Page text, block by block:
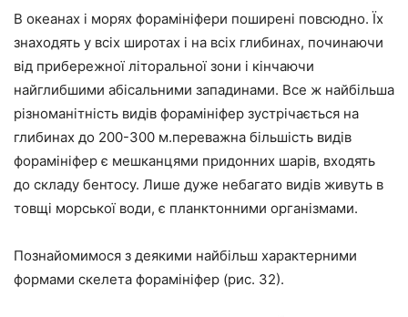
В океанах і морях форамініфери поширені повсюдно. Їх
знаходять у всіх широтах і на всіх глибинах, починаючи
від прибережної літоральної зони і кінчаючи
найглибшими абісальними западинами. Все ж найбільша
різноманітність видів форамініфер зустрічається на
глибинах до 200-300 м.переважна більшість видів
форамініфер є мешканцями придонних шарів, входять
до складу бентосу. Лише дуже небагато видів живуть в
товщі морської води, є планктонними організмами.
Познайомимося з деякими найбільш характерними
формами скелета форамініфер (рис. 32).